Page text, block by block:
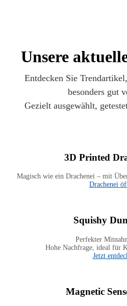
Unsere
Entdecken Sie
besonders gut
Gezielt ausgewählt,
3D Printed
Magisch wie ein Drachenei – mit
Drachenei
Squishy
Perfekter
Hohe Nachfrage, ideal für
Jetzt
Magnetic